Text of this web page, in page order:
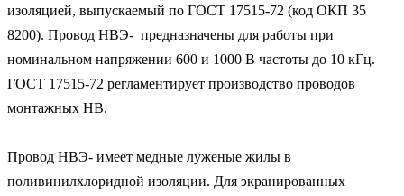
изоляцией, выпускаемый по ГОСТ 17515-72 (код ОКП 35
8200). Провод НВЭ-  предназначены для работы при
номинальном напряжении 600 и 1000 В частоты до 10 кГц.
ГОСТ 17515-72 регламентирует производство проводов
монтажных НВ.
Провод НВЭ- имеет медные луженые жилы в
поливинилхлоридной изоляции. Для экранированных